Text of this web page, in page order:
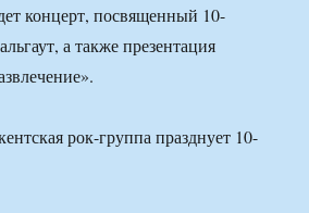
концерт, посвященный 10-
а также презентация